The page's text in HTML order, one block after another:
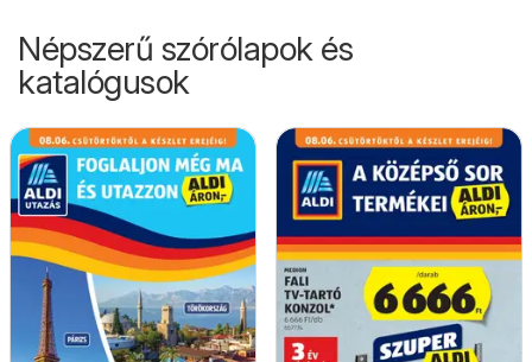
Népszerű szórólapok és
katalógusok